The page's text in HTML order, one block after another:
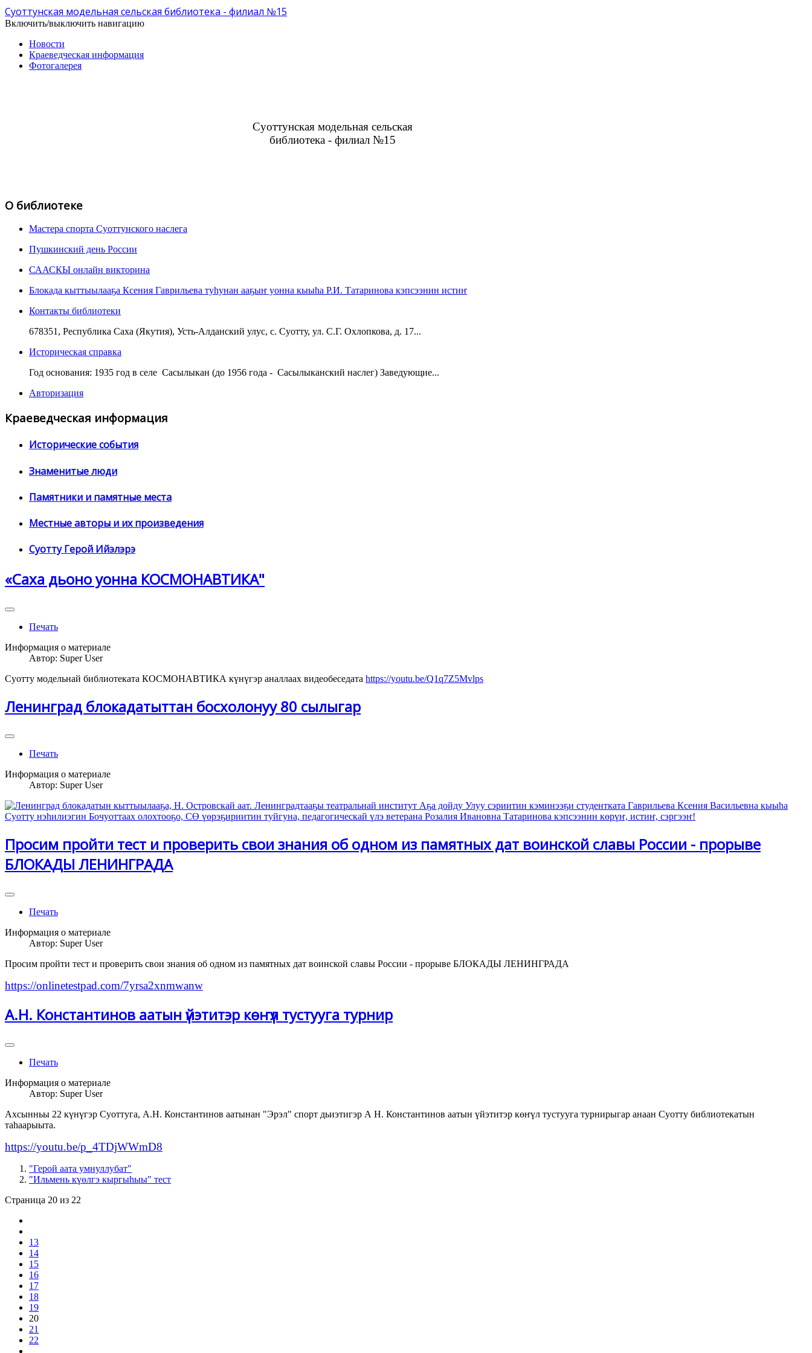
Суоттунская модельная сельская библиотека - филиал №15
Включить/выключить навигацию
Новости
Краеведческая информация
Фотогалерея
Суоттунская модельная сельская
библиотека - филиал №15
О библиотеке
Мастера спорта Суоттунского наслега
Пушкинский день России
СААСКЫ онлайн викторина
Блокада кыттыылааҕа Ксения Гаврильева туһунан ааҕыҥ уонна кыыһа Р.И. Татаринова кэпсээнин истиҥ
Контакты библиотеки
678351, Республика Саха (Якутия), Усть-Алданский улус, с. Суотту, ул. С.Г. Охлопкова, д. 17...
Историческая справка
Год основания: 1935 год в селе Сасылыкан (до 1956 года - Сасылыканский наслег) Заведующие...
Авторизация
Краеведческая информация
Исторические события
Знаменитые люди
Памятники и памятные места
Местные авторы и их произведения
Суотту Герой Ийэлэрэ
«Саха дьоно уонна КОСМОНАВТИКА"
Печать
Информация о материале
Автор: Super User
Суотту модельнай библиотеката КОСМОНАВТИКА күнүгэр аналлаах видеобеседата https://youtu.be/Q1q7Z5Mvlps
Ленинград блокадатыттан босхолонуу 80 сылыгар
Печать
Информация о материале
Автор: Super User
Просим пройти тест и проверить свои знания об одном из памятных дат воинской славы России - прорыве
БЛОКАДЫ ЛЕНИНГРАДА
Печать
Информация о материале
Автор: Super User
Просим пройти тест и проверить свои знания об одном из памятных дат воинской славы России - прорыве БЛОКАДЫ ЛЕНИНГРАДА
https://onlinetestpad.com/7yrsa2xnmwanw
А.Н. Константинов аатын үйэтитэр көҥүл тустууга турнир
Печать
Информация о материале
Автор: Super User
Ахсынньы 22 күнүгэр Суоттуга, А.Н. Константинов аатынан "Эрэл" спорт дьиэтигэр А Н. Константинов аатын үйэтитэр көҥүл тустууга турнирыгар анаан Суотту библиотекатын
таһаарыыта.
https://youtu.be/p_4TDjWWmD8
"Герой аата умнуллубат"
"Ильмень күөлгэ кыргыһыы" тест
Страница 20 из 22
13
14
15
16
17
18
19
20
21
22